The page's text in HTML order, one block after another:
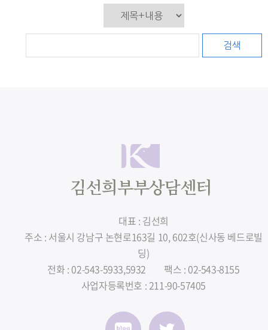
검색
대표 : 김선희
주소 : 서울시 강남구 논현로163길 10, 602호(신사동 베드로빌
딩)
전화 : 02-543-5933,5932
팩스 : 02-543-8155
사업자등록번호 : 211-90-57405